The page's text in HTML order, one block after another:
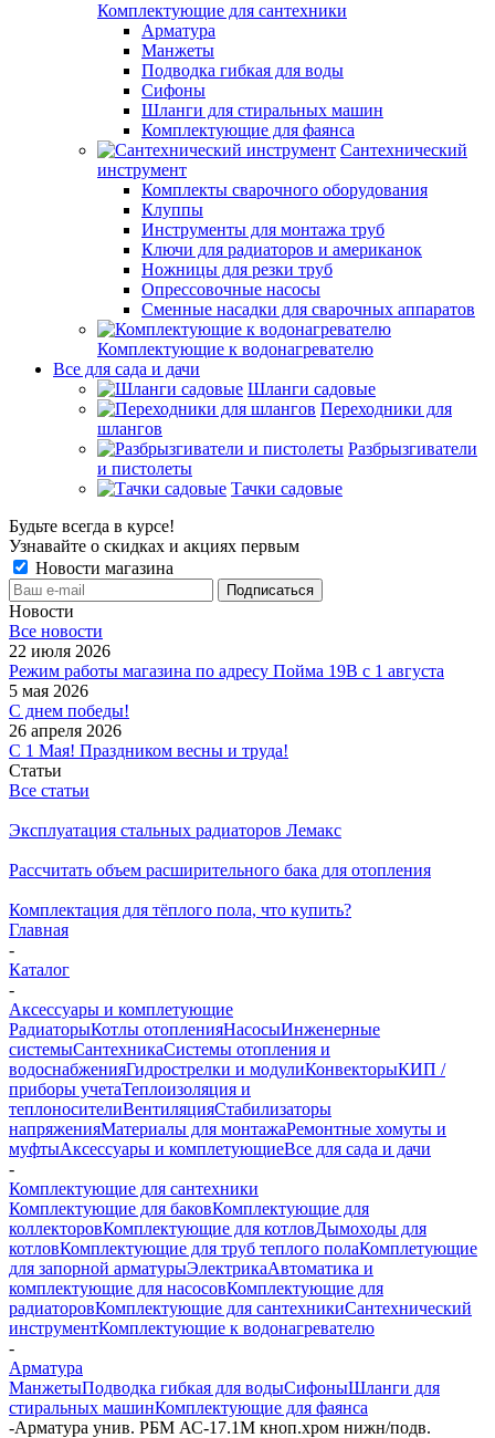
Комплектующие для сантехники
Арматура
Манжеты
Подводка гибкая для воды
Сифоны
Шланги для стиральных машин
Комплектующие для фаянса
Сантехнический
инструмент
Комплекты сварочного оборудования
Клуппы
Инструменты для монтажа труб
Ключи для радиаторов и американок
Ножницы для резки труб
Опрессовочные насосы
Сменные насадки для сварочных аппаратов
Комплектующие к водонагревателю
Все для сада и дачи
Шланги садовые
Переходники для
шлангов
Разбрызгиватели
и пистолеты
Тачки садовые
Будьте всегда в курсе!
Узнавайте о скидках и акциях первым
Новости магазина
Новости
Все новости
22 июля 2026
Режим работы магазина по адресу Пойма 19В с 1 августа
5 мая 2026
С днем победы!
26 апреля 2026
С 1 Мая! Праздником весны и труда!
Статьи
Все статьи
Эксплуатация стальных радиаторов Лемакс
Рассчитать объем расширительного бака для отопления
Комплектация для тёплого пола, что купить?
Главная
-
Каталог
-
Аксессуары и комплетующие
РадиаторыКотлы отопленияНасосыИнженерные
системыСантехникаСистемы отопления и
водоснабженияГидрострелки и модулиКонвекторыКИП /
приборы учетаТеплоизоляция и
теплоносителиВентиляцияСтабилизаторы
напряженияМатериалы для монтажаРемонтные хомуты и
муфтыАксессуары и комплетующиеВсе для сада и дачи
-
Комплектующие для сантехники
Комплектующие для баковКомплектующие для
коллекторовКомплектующие для котловДымоходы для
котловКомплектующие для труб теплого полаКомплетующие
для запорной арматурыЭлектрикаАвтоматика и
комплектующие для насосовКомплектующие для
радиаторовКомплектующие для сантехникиСантехнический
инструментКомплектующие к водонагревателю
-
Арматура
МанжетыПодводка гибкая для водыСифоныШланги для
стиральных машинКомплектующие для фаянса
-Арматура унив. РБМ АС-17.1М кноп.хром нижн/подв.